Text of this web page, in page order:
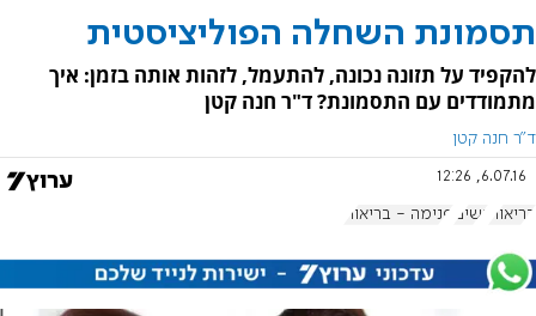
תסמונת השחלה הפוליציסטית
להקפיד על תזונה נכונה, להתעמל, לזהות אותה בזמן: איך
מתמודדים עם התסמונת? ד"ר חנה קטן
ד"ר חנה קטן
6.07.16, 12:26
בריאות נשים פנימה - בריאות